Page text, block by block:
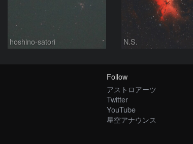
hoshino-satori N.S.
Follow
アストロアーツ
Twitter
YouTube
星空アナウンス